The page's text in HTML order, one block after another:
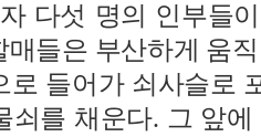
다섯 명의 인부들
매들은 부산하게 움
로 들어가 쇠사슬로
쇠를 채운다. 그 앞